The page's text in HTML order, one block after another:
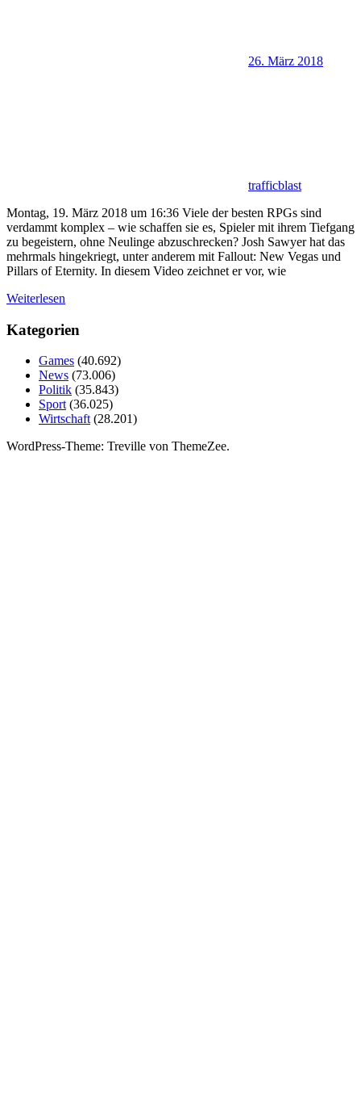
26. März 2018
trafficblast
Montag, 19. März 2018 um 16:36 Viele der besten RPGs sind
verdammt komplex – wie schaffen sie es, Spieler mit ihrem Tiefgang
zu begeistern, ohne Neulinge abzuschrecken? Josh Sawyer hat das
mehrmals hingekriegt, unter anderem mit Fallout: New Vegas und
Pillars of Eternity. In diesem Video zeichnet er vor, wie
Weiterlesen
Kategorien
Games (40.692)
News (73.006)
Politik (35.843)
Sport(36.025)
Wirtschaft(28.201)
WordPress-Theme: Treville von ThemeZee.